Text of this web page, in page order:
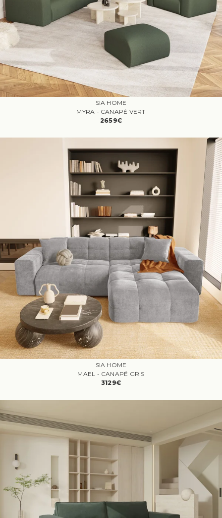
SIA HOME
MYRA - CANAPÉ VERT
2659€
SIA HOME
MAEL - CANAPÉ GRIS
3129€